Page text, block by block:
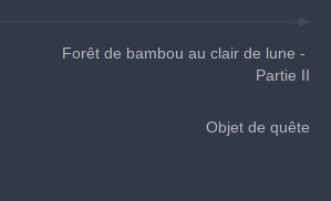
Forêt de bambou au clair de lune -
Partie II
Objet de quête